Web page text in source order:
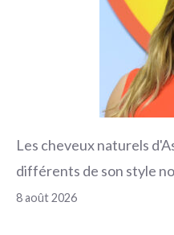
Les cheveux naturels
différents de son style
8 août 2026